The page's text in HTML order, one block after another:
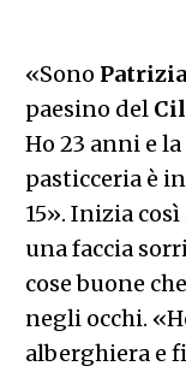
«Sono
paesino del
Ho 23 anni e
pasticceria è
15». Inizia
una faccia
cose buone
negli occhi.
alberghiera e